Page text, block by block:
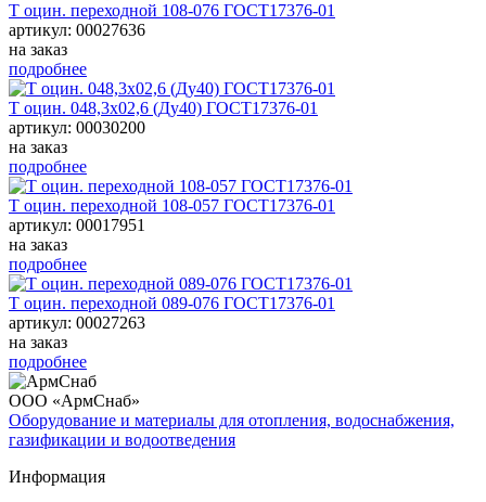
Т оцин. переходной 108-076 ГОСТ17376-01
артикул: 00027636
на заказ
подробнее
Т оцин. 048,3х02,6 (Ду40) ГОСТ17376-01
артикул: 00030200
на заказ
подробнее
Т оцин. переходной 108-057 ГОСТ17376-01
артикул: 00017951
на заказ
подробнее
Т оцин. переходной 089-076 ГОСТ17376-01
артикул: 00027263
на заказ
подробнее
ООО «АрмСнаб»
Оборудование и материалы для отопления, водоснабжения,
газификации и водоотведения
Информация